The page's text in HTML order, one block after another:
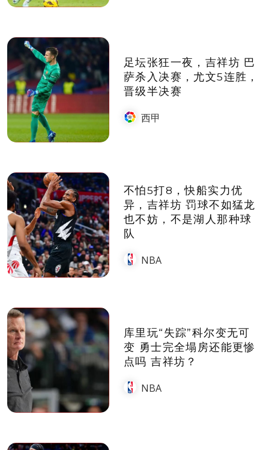
足坛张狂一夜，吉祥坊 巴
萨杀入决赛，尤文5连胜，
晋级半决赛
西甲
不怕5打8，快船实力优
异，吉祥坊 罚球不如猛龙
也不妨，不是湖人那种球
队
NBA
库里玩“失踪”科尔变无可
变 勇士完全塌房还能更惨
点吗 吉祥坊？
NBA